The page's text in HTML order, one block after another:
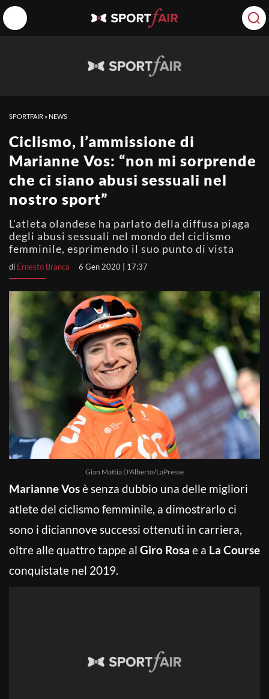
SPORTFAIR » NEWS
Ciclismo, l’ammissione di
Marianne Vos: “non mi sorprende
che ci siano abusi sessuali nel
nostro sport”
L'atleta olandese ha parlato della diffusa piaga
degli abusi sessuali nel mondo del ciclismo
femminile, esprimendo il suo punto di vista
di Ernesto Branca 6 Gen 2020 | 17:37
Gian Mattia D'Alberto/LaPresse
Marianne Vosè senza dubbio una delle migliori
atlete del ciclismo femminile, a dimostrarlo ci
sono i diciannove successi ottenuti in carriera,
oltre alle quattro tappe al Giro Rosa e a La Course
conquistate nel 2019.